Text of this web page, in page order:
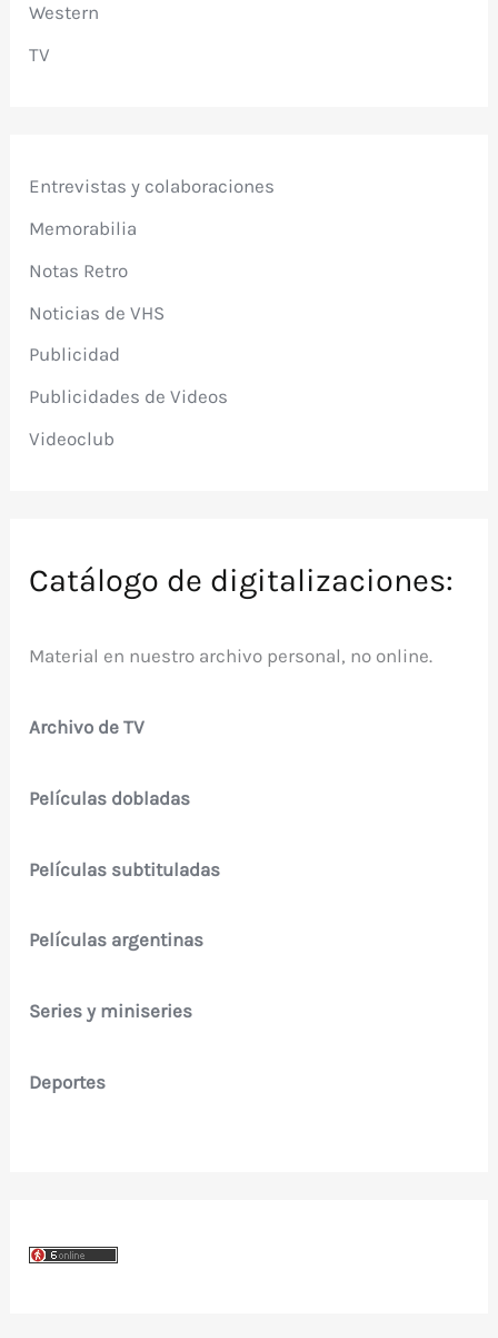
Western
TV
Entrevistas y colaboraciones
Memorabilia
Notas Retro
Noticias de VHS
Publicidad
Publicidades de Videos
Videoclub
Catálogo de digitalizaciones:
Material en nuestro archivo personal, no online.
Archivo de TV
Películas dobladas
Películas subtituladas
Películas argentinas
Series y miniseries
Deportes